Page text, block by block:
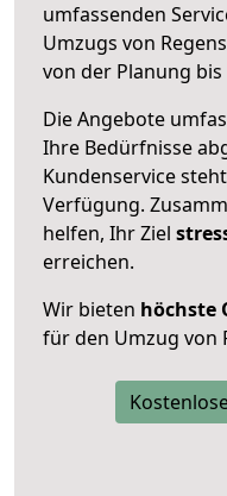
umfassenden
Umzugs von
von der Planung
Die Angebote
Ihre Bedürfnisse
Kundenservice
Verfügung.
helfen, Ihr Ziel
erreichen.
Wir bieten höchste
für den Umzug von